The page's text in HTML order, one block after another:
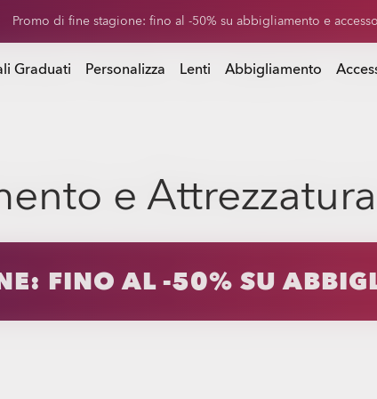
Promo di fine stagione: fino al -50% su abbigliamento e
di sconto sulle lenti di ricambio acquistando un paio di occhiali
Graduati Personalizza Lenti Abbigliamento
e
FINO AL -50% SU